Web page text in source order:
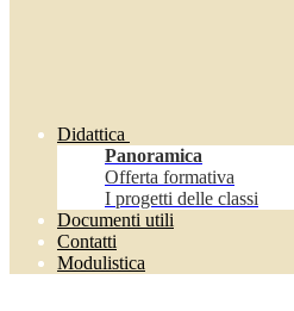
Didattica
Panoramica
Offerta formativa
I progetti delle classi
Documenti utili
Contatti
Modulistica